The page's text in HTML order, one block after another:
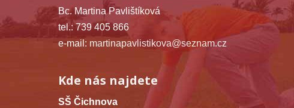
Bc. Martina Pavlištíková
tel.: 739 405 866
e-mail: martinapavlistikova@seznam.cz
Kde nás najdete
SŠ Čichnova